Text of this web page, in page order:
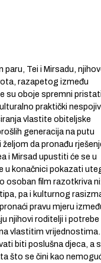
Tei i Mirsadu,
razapetog između
su oboje spremni
praktički
vlastite obiteljske
generacija na putu
da pronađu
i Mirsad upustiti će se u
u konačnici pokazati
osoban film razotkriva
pa i kulturnog
pravu mjeru
njihovi roditelji i potrebe
vlastitim vrijednostima.
biti poslušna djeca, a
što se čini kao